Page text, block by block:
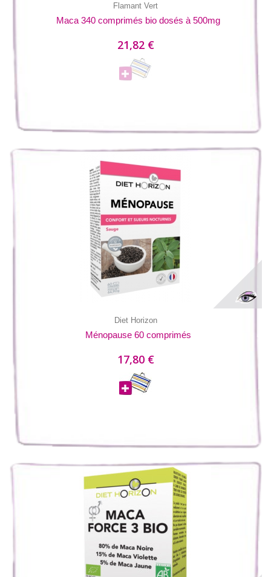
Flamant Vert
Maca 340 comprimés bio dosés à 500mg
21,82 €
Diet Horizon
Ménopause 60 comprimés
17,80 €